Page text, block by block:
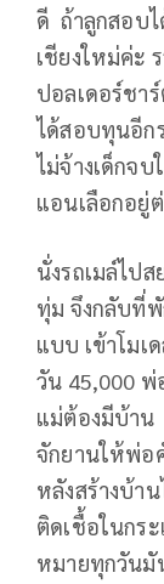
ดี ถ้าลูกสอบไ
เชียงใหม่ค่ะ
ปอลเดอร์ชา
ได้สอบทุนอีก
ไม่จ้างเด็กจ
แอนเลือกอยู่
นั่งรถเมล์ไป
ทุ่ม จึงกลับที่
แบบ เข้าโมเ
วัน 45,000
แม่ต้องมีบ้าน
จักยานให้พ่อ
หลังสร้างบ้า
ติดเชื้อในกร
หมายทุกวันมั